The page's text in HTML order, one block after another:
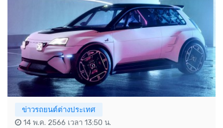
ข่าวรถยนต์ต่างประเทศ
14 พ.ค. 2566 เวลา 13:50 น.